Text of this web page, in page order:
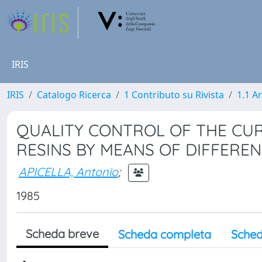
IRIS
IRIS Catalogo Ricerca 1 Contributo su Rivista 1.1
QUALITY CONTROL OF THE
RESINS BY MEANS OF
APICELLA, Antonio;
1985
Scheda breve Scheda completa